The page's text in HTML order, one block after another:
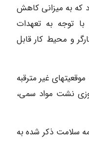
که به میزانی کاهش
با توجه به تعهدات
و محیط کار قابل
غیر مترقبه
نشت مواد سمی،
سلامت ذکر شده به